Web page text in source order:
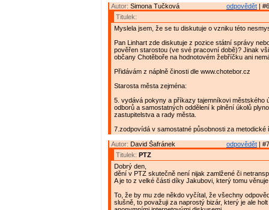
odpovědět |
Autor: Simona Tučková
Titulek:
Myslela jsem, že se tu diskutuje o vzniku této
Pan Linhart zde diskutuje z pozice státní správy
pověřen starostou (ve své pracovní době)? Jinak
občany Chotěboře na hodnotovém žebříčku ani
Přidávám z náplně činosti dle www.chotebor.cz
Starosta města zejména:
5. vydává pokyny a příkazy tajemníkovi městského
odborů a samostatných oddělení k plnění úkolů
zastupitelstva a rady města.
7.zodpovídá v samostatné působnosti za metodické
odpovědět |
Autor: David Šafránek
Titulek: PTZ
Dobrý den,
dění v PTZ skutečně není nijak zamlžené či
A je to z velké části díky Jakubovi, který tomu
To, že by mu zde někdo vyčítal, že všechny
slušně, to považuji za naprostý bizár, který je ale